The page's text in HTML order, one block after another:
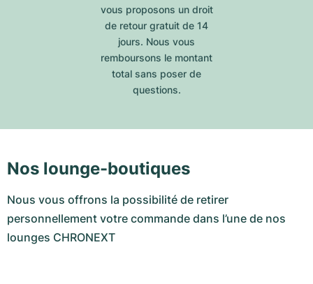
vous proposons un droit
de retour gratuit de 14
jours. Nous vous
remboursons le montant
total sans poser de
questions.
Nos lounge-boutiques
Nous vous offrons la possibilité de retirer
personnellement votre commande dans l’une de nos
lounges CHRONEXT